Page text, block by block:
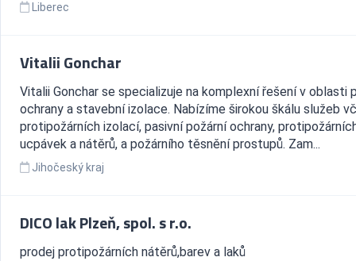
Liberec
Vitalii Gonchar
Vitalii Gonchar se specializuje na komplexní řešení v oblasti
ochrany a stavební izolace. Nabízíme širokou škálu služeb
protipožárních izolací, pasivní požární ochrany,
ucpávek a nátěrů, a požárního těsnění prostupů. Zam...
Jihočeský kraj
DICO lak Plzeň, spol. s r.o.
prodej protipožárních nátěrů,barev a laků